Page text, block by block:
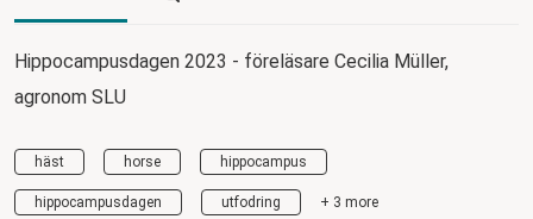
Hippocampusdagen 2023 - föreläsare Cecilia Müller,
agronom SLU
häst horse hippocampus
hippocampusdagen utfodring + 3 more